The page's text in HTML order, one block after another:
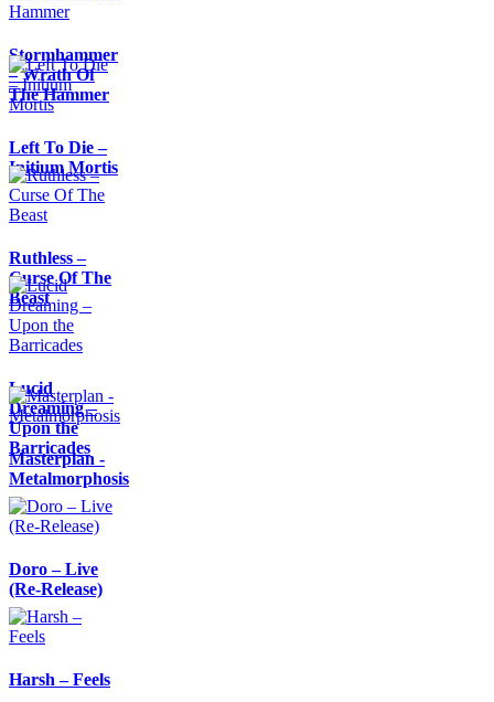
Stormhammer
– Wrath Of
The Hammer
Left To Die –
Initium Mortis
Ruthless –
Curse Of The
Beast
Lucid
Dreaming –
Upon the
Barricades
Masterplan -
Metalmorphosis
Doro – Live
(Re-Release)
Harsh – Feels